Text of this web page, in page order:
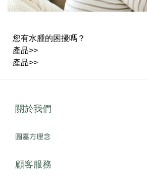
您有水腫的困擾嗎？
產品>>
產品>>
關於我們
圓嘉方理念
顧客服務